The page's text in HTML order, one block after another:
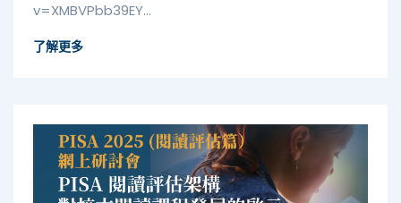
v=XMBVPbb39EY...
了解更多